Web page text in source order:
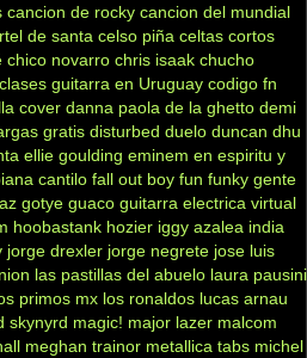
cancion de rocky cancion del mundial
de santa celso piña celtas cortos
chico novarro chris isaak chucho
clases guitarra en Uruguay codigo fn
cover danna paola de la ghetto demi
gratis disturbed duelo duncan dhu
ellie goulding eminem en espiritu y
cantilo fall out boy fun funky gente
gotye guaco guitarra electrica virtual
hoobastank hozier iggy azalea india
jorge drexler jorge negrete jose luis
las pastillas del abuelo laura pausini
primos mx los ronaldos lucas arnau
skynyrd magic! major lazer malcom
meghan trainor metallica tabs michel